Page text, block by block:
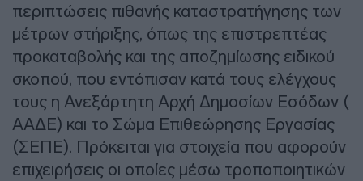
περιπτώσεις πιθανής καταστρατήγησης των
μέτρων στήριξης, όπως της επιστρεπτέας
προκαταβολής και της αποζημίωσης ειδικού
σκοπού, που εντόπισαν κατά τους ελέγχους
τους η Ανεξάρτητη Αρχή Δημοσίων Εσόδων (
ΑΑΔΕ) και το Σώμα Επιθεώρησης Εργασίας
(ΣΕΠΕ). Πρόκειται για στοιχεία που αφορούν
επιχειρήσεις οι οποίες μέσω τροποποιητικών